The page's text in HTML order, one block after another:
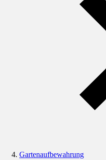
Gartenaufbewahrung